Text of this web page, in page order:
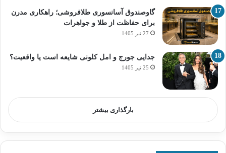
گاوصندوق آسانسوری طلافروشی؛ راهکاری مدرن
برای حفاظت از طلا و جواهرات
27 تیر 1405
جدایی جورج و امل کلونی شایعه است یا واقعیت؟
25 تیر 1405
بارگذاری بیشتر